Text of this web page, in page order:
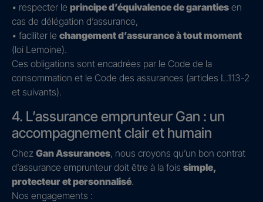
• respecter le principe d’équivalence de garanties en
cas de délégation d’assurance,
• faciliter le changement d’assurance à tout moment
(loi Lemoine).
Ces obligations sont encadrées par le Code de la
consommation et le Code des assurances (articles L.113-2
et suivants).
4. L’assurance emprunteur Gan : un
accompagnement clair et humain
Chez Gan Assurances, nous croyons qu’un bon contrat
d’assurance emprunteur doit être à la fois simple,
protecteur et personnalisé.
Nos engagements :